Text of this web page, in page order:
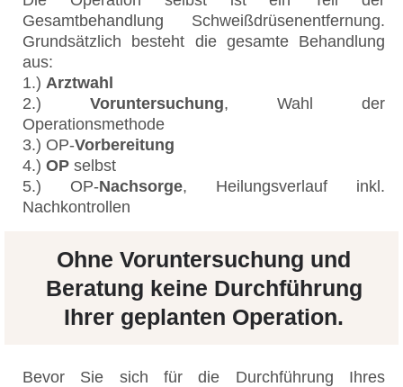
Gesamtbehandlung Schweißdrüsenentfernung.
Grundsätzlich besteht die gesamte Behandlung
aus:
1.) Arztwahl
2.) Voruntersuchung, Wahl der
Operationsmethode
3.) OP-Vorbereitung
4.) OP selbst
5.) OP-Nachsorge, Heilungsverlauf inkl.
Nachkontrollen
Ohne Voruntersuchung und
Beratung keine Durchführung
Ihrer geplanten Operation.
Bevor Sie sich für die Durchführung Ihres